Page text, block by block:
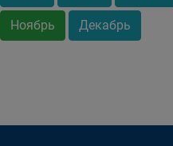
Ноябрь Декабрь